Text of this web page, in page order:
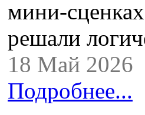
решали
18 Май 2026
Подробнее...